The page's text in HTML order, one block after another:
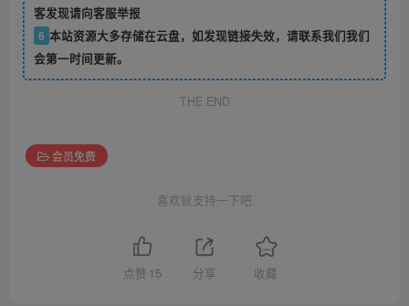
客发现请向客服举报
6 本站资源大多存储在云盘，如发现链接失效，请联系我们我们
会第一时间更新。
THE END
会员免费
喜欢就支持一下吧
点赞 15 分享 收藏